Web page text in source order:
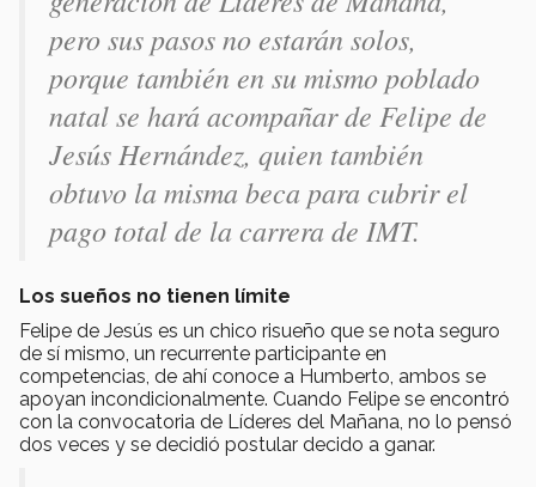
pero sus pasos no estarán solos,
porque también en su mismo poblado
natal se hará acompañar de Felipe de
Jesús Hernández, quien también
obtuvo la misma beca para cubrir el
pago total de la carrera de IMT.
Los sueños no tienen límite
Felipe de Jesús es un chico risueño que se nota seguro
de sí mismo, un recurrente participante en
competencias, de ahí conoce a Humberto, ambos se
apoyan incondicionalmente. Cuando Felipe se encontró
con la convocatoria de Líderes del Mañana, no lo pensó
dos veces y se decidió postular decido a ganar.